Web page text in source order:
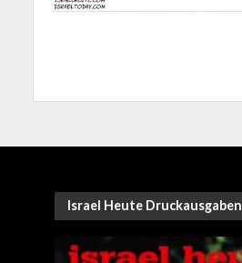
Israel Heute Druckausgaben